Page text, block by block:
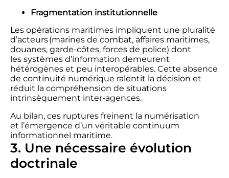
Fragmentation institutionnelle
Les opérations maritimes impliquent une pluralité
d’acteurs (marines de combat, affaires maritimes,
douanes, garde-côtes, forces de police) dont
les systèmes d’information demeurent
hétérogènes et peu interopérables. Cette absence
de continuité numérique ralentit la décision et
réduit la compréhension de situations
intrinsèquement inter-agences.
Au bilan, ces ruptures freinent la numérisation
et l’émergence d’un véritable continuum
informationnel maritime.
3. Une nécessaire évolution
doctrinale